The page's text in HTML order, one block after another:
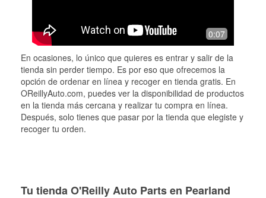
0:07
En ocasiones, lo único que quieres es entrar y salir de la
tienda sin perder tiempo. Es por eso que ofrecemos la
opción de ordenar en línea y recoger en tienda gratis. En
OReillyAuto.com, puedes ver la disponibilidad de productos
en la tienda más cercana y realizar tu compra en línea.
Después, solo tienes que pasar por la tienda que elegiste y
recoger tu orden.
Tu tienda O'Reilly Auto Parts en Pearland